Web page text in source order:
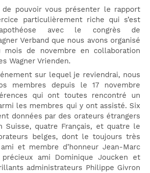
pouvoir vous présenter le rapport
particulièrement riche qui s’est
avec le congrès de
Verband que nous avons organisé
de novembre en collaboration
Wagner Vrienden.
sur lequel je reviendrai, nous
membres depuis le 17 novembre
qui ont toutes rencontré un
les membres qui y ont assisté. Six
données par des orateurs étrangers
Suisse, quatre Français, et quatre le
belges, dont le toujours très
et membre d’honneur Jean-Marc
ami Dominique Joucken et
administrateurs Philippe Givron